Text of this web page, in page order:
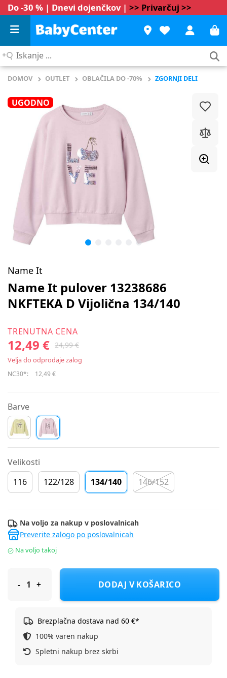
Do -30 % | Dnevi dojenčkov | >> Privarčuj >>
Iskanje
DOMOV OUTLET OBLAČILA DO -70% ZGORNJI DELI
UGODNO
Name It
Name It pulover 13238686
NKFTEKA D Vijolična 134/140
TRENUTNA CENA
12,49 € 24,99 €
Velja do odprodaje zalog
NC30*: 12,49 €
Barve
Velikosti
116
122/128 134/140 146/152
Na voljo za nakup v poslovalnicah
Preverite zalogo po poslovalnicah
Na voljo takoj
Name It pulover 13238686 NKFTEKA D Vijolična 134/140
DODAJ V KOŠARICO
Brezplačna dostava nad 60 €*
100% varen nakup
Spletni nakup brez skrbi